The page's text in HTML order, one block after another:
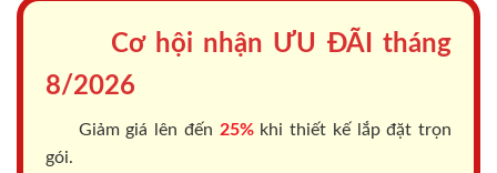
Cơ hội nhận ƯU ĐÃI tháng
8/2026
Giảm giá lên đến 25%khi thiết kế lắp đặt trọn
gói.